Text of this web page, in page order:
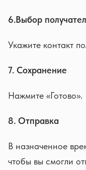
6.Выбор
Укажите контакт
7. Сохранение
Нажмите «Готово».
8. Отправка
В назначенное
чтобы вы смогли